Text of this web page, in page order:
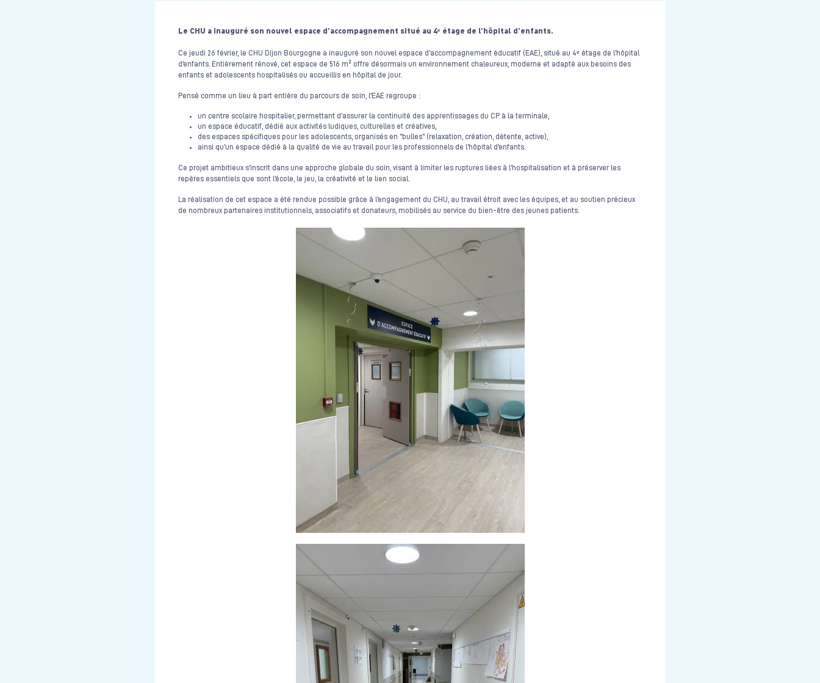
Le CHU a inauguré son nouvel espace d’accompagnement situé au 4ᵉ étage de l’hôpital d’enfants.
Ce jeudi 26 février, le CHU Dijon Bourgogne a inauguré son nouvel espace d’accompagnement éducatif (EAE), situé au 4ᵉ étage de l’hôpital
d’enfants. Entièrement rénové, cet espace de 516 m² offre désormais un environnement chaleureux, moderne et adapté aux besoins des
enfants et adolescents hospitalisés ou accueillis en hôpital de jour.
Pensé comme un lieu à part entière du parcours de soin, l’EAE regroupe :
un centre scolaire hospitalier, permettant d’assurer la continuité des apprentissages du CP à la terminale,
un espace éducatif, dédié aux activités ludiques, culturelles et créatives,
des espaces spécifiques pour les adolescents, organisés en “bulles” (relaxation, création, détente, active),
ainsi qu’un espace dédié à la qualité de vie au travail pour les professionnels de l’hôpital d’enfants.
Ce projet ambitieux s’inscrit dans une approche globale du soin, visant à limiter les ruptures liées à l’hospitalisation et à préserver les
repères essentiels que sont l’école, le jeu, la créativité et le lien social.
La réalisation de cet espace a été rendue possible grâce à l’engagement du CHU, au travail étroit avec les équipes, et au soutien précieux
de nombreux partenaires institutionnels, associatifs et donateurs, mobilisés au service du bien-être des jeunes patients.